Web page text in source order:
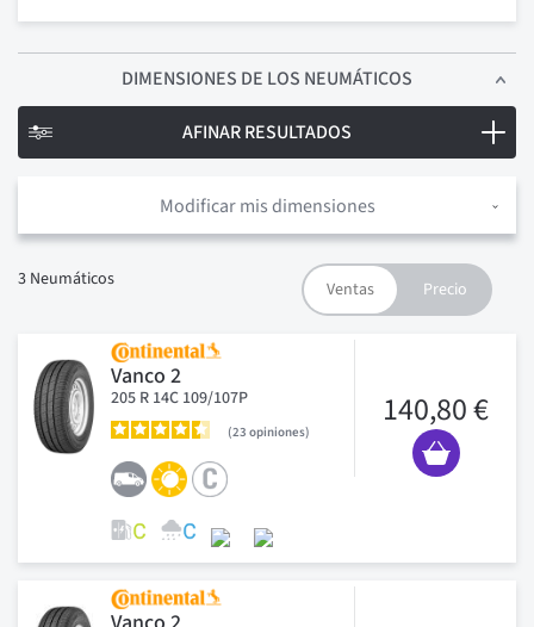
DIMENSIONES DE LOS NEUMÁTICOS
Modificar mis dimensiones
3 Neumáticos
Vanco 2
205 R 14C 109/107P
23 opiniones
140,80 €
AFINAR RESULTADOS